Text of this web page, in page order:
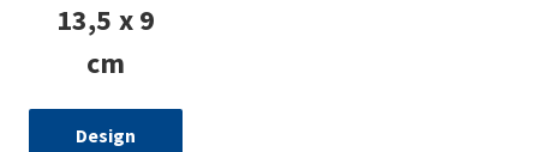
13,5 x 9
cm
Design